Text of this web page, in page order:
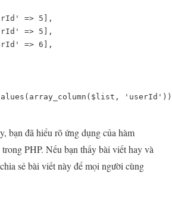
=> 5],
=> 5],
=> 6],
bạn đã hiểu rõ ứng dụng của hàm
trong PHP. Nếu bạn thấy bài viết hay và
sẻ bài viết này để mọi người cùng